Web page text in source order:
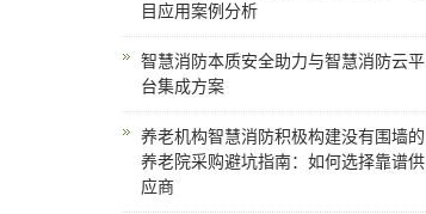
目应用案例分析
智慧消防本质安全助力与智慧消防云平
台集成方案
养老机构智慧消防积极构建没有围墙的
养老院采购避坑指南：如何选择靠谱供
应商